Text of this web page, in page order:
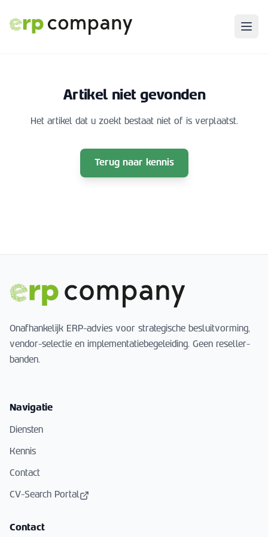
Artikel niet gevonden
Het artikel dat u zoekt bestaat niet of is verplaatst.
Terug naar kennis
Onafhankelijk ERP-advies voor strategische besluitvorming,
vendor-selectie en implementatiebegeleiding. Geen reseller-
banden.
Navigatie
Diensten
Kennis
Contact
CV-Search Portal
Contact